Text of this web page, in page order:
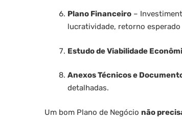
Plano Financeiro –
lucratividade, retorno
Estudo de Viabilidade
Anexos Técnicos e
detalhadas.
Um bom Plano de Negócio não